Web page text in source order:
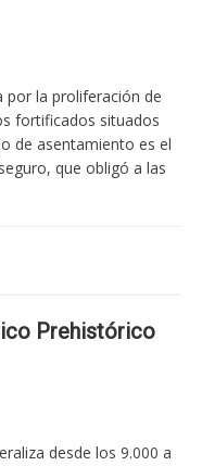
por la proliferación de
fortificados situados
de asentamiento es el
que obligó a las
Prehistórico
desde los 9.000 a